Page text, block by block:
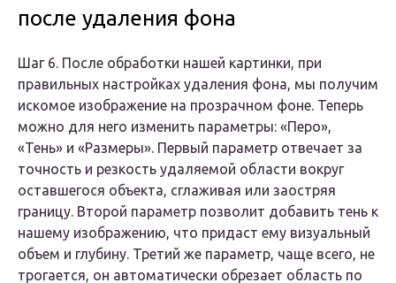
после удаления фона
Шаг 6. После обработки нашей картинки, при
правильных настройках удаления фона, мы получим
искомое изображение на прозрачном фоне. Теперь
можно для него изменить параметры: «Перо»,
«Тень» и «Размеры». Первый параметр отвечает за
точность и резкость удаляемой области вокруг
оставшегося объекта, сглаживая или заостряя
границу. Второй параметр позволит добавить тень к
нашему изображению, что придаст ему визуальный
объем и глубину. Третий же параметр, чаще всего, не
трогается, он автоматически обрезает область по